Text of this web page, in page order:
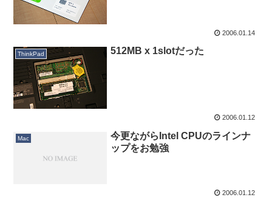
2006.01.14
ThinkPad 512MB x 1slotだった
2006.01.12
Mac
今更ながらIntel CPUのラインナ
ップをお勉強
2006.01.12